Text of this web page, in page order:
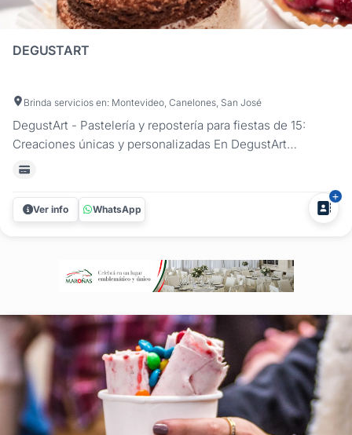
DEGUSTART
Brinda servicios en: Montevideo, Canelones, San José
DegustArt - Pastelería y repostería para fiestas de 15:
Creaciones únicas y personalizadas En DegustArt
transformamos cada fiesta de 15 en una experiencia
torta de 15 exclusiva y personalizada hasta una mesa dulce
decorada con cada detalle...
Ver info WhatsApp